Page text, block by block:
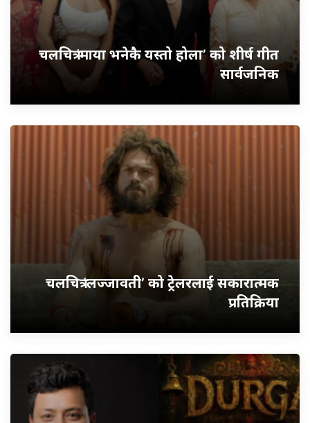
चलचित्र ‘माया भनेकै यस्तो होला’ को शीर्ष गीत
सार्वजनिक
चलचित्र ‘लज्जावती’ को ट्रेलरलाई सकारात्मक
प्रतिक्रिया